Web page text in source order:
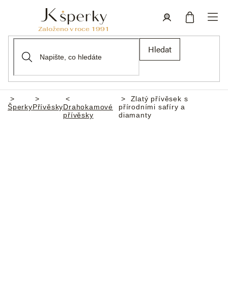
Hledat
Domů
ŠperkyPřívěskyDrahokamové
přívěsky
Zlatý přívěsek s
přírodními safíry a
diamanty